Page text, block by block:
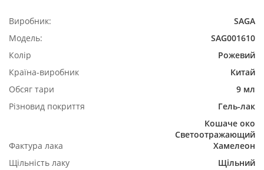
Виробник:
SAGA
Модель:
SAG001610
Колір
Рожевий
Країна-виробник
Китай
Обсяг тари
9 мл
Різновид покриття
Гель-лак
Фактура лака
Кошаче око
Светоотражающий
Хамелеон
Щільність лаку
Щільний